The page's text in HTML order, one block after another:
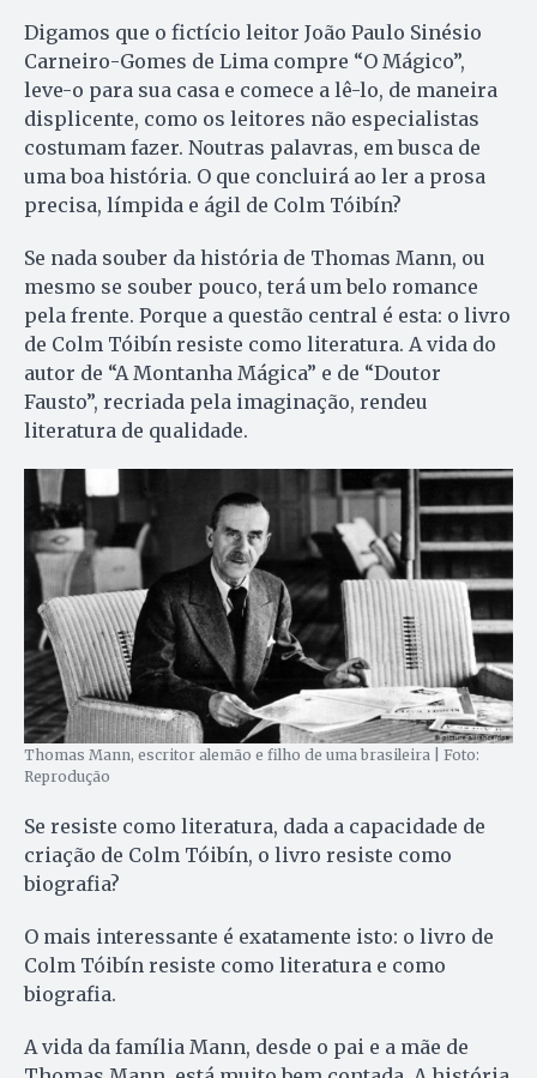
Digamos que o fictício leitor João Paulo Sinésio
Carneiro-Gomes de Lima compre “O Mágico”,
leve-o para sua casa e comece a lê-lo, de maneira
displicente, como os leitores não especialistas
costumam fazer. Noutras palavras, em busca de
uma boa história. O que concluirá ao ler a prosa
precisa, límpida e ágil de Colm Tóibín?
Se nada souber da história de Thomas Mann, ou
mesmo se souber pouco, terá um belo romance
pela frente. Porque a questão central é esta: o livro
de Colm Tóibín resiste como literatura. A vida do
autor de “A Montanha Mágica” e de “Doutor
Fausto”, recriada pela imaginação, rendeu
literatura de qualidade.
Thomas Mann, escritor alemão e filho de uma brasileira | Foto:
Reprodução
Se resiste como literatura, dada a capacidade de
criação de Colm Tóibín, o livro resiste como
biografia?
O mais interessante é exatamente isto: o livro de
Colm Tóibín resiste como literatura e como
biografia.
A vida da família Mann, desde o pai e a mãe de